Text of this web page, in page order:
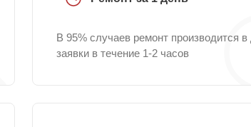
В 95% случаев ремонт производится в
заявки в течение 1-2 часов